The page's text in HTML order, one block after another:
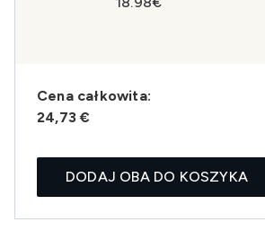
Cena całkowita:
24,73 €
DODAJ OBA DO KOSZYKA